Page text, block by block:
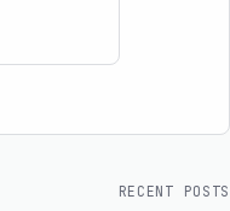
RECENT POSTS